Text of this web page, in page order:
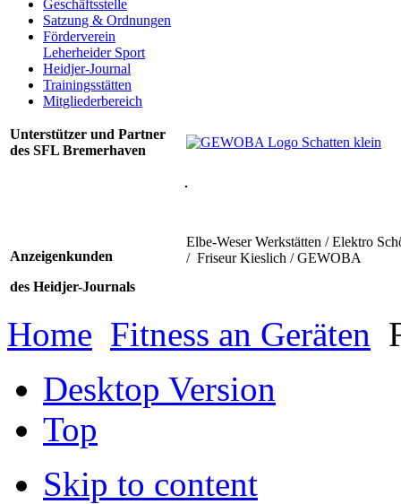
Geschäftsstelle
Satzung & Ordnungen
Förderverein
Leherheider Sport
Heidjer-Journal
Trainingsstätten
Mitgliederbereich
Unterstützer und Partner
des SFL Bremerhaven
Anzeigenkunden
des Heidjer-Journals
Elbe-Weser Werkstätten / Elektro
/ Friseur Kieslich / GEWOBA
Home Fitness an Geräten
Desktop Version
Top
Skip to content